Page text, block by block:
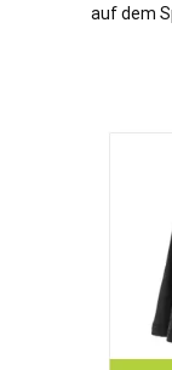
auf dem